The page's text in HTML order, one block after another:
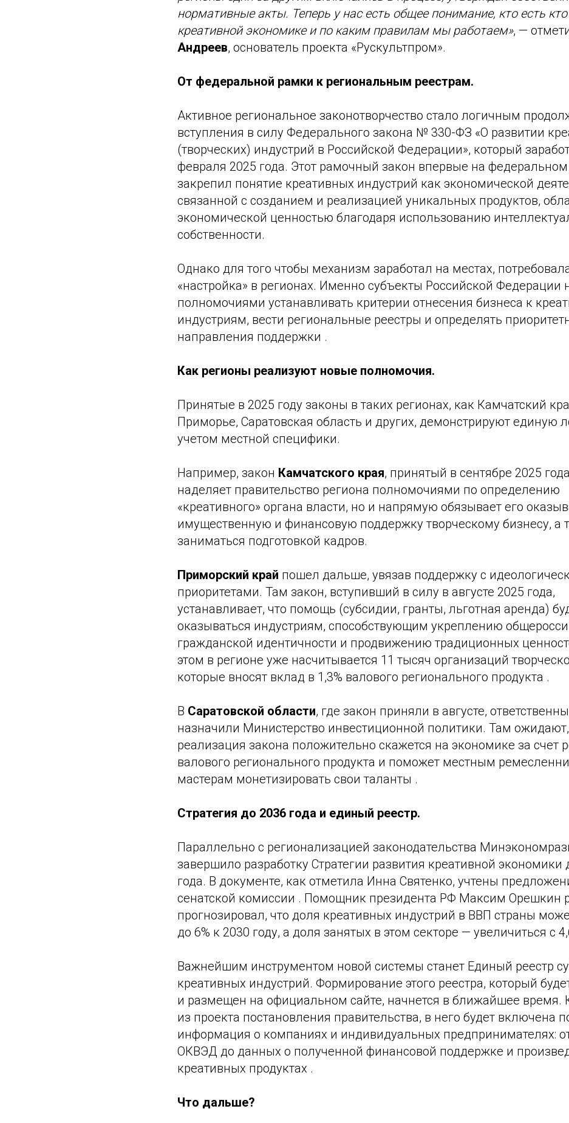
нормативные акты. Теперь у нас есть общее понимание, кто есть
креативной экономике и по каким правилам мы работаем», —
Андреев, основатель проекта «Рускультпром».
От федеральной рамки к региональным реестрам.
Активное региональное законотворчество стало логичным
вступления в силу Федерального закона № 330-ФЗ «О развитии
(творческих) индустрий в Российской Федерации», который
февраля 2025 года. Этот рамочный закон впервые на
закрепил понятие креативных индустрий как экономической
связанной с созданием и реализацией уникальных продуктов,
экономической ценностью благодаря использованию
собственности.
Однако для того чтобы механизм заработал на местах,
«настройка» в регионах. Именно субъекты Российской Федерации
полномочиями устанавливать критерии отнесения бизнеса к
индустриям, вести региональные реестры и определять
направления поддержки .
Как регионы реализуют новые полномочия.
Принятые в 2025 году законы в таких регионах, как Камчатский
Приморье, Саратовская область и других, демонстрируют единую
учетом местной специфики.
Например, закон Камчатского края, принятый в сентябре 2025
наделяет правительство региона полномочиями по определению
«креативного» органа власти, но и напрямую обязывает его
имущественную и финансовую поддержку творческому бизнесу, а
заниматься подготовкой кадров.
Приморский край пошел дальше, увязав поддержку с
приоритетами. Там закон, вступивший в силу в августе 2025 года,
устанавливает, что помощь (субсидии, гранты, льготная аренда)
оказываться индустриям, способствующим укреплению
гражданской идентичности и продвижению традиционных
этом в регионе уже насчитывается 11 тысяч организаций
которые вносят вклад в 1,3% валового регионального продукта .
В Саратовской области, где закон приняли в августе,
назначили Министерство инвестиционной политики. Там
реализация закона положительно скажется на экономике за счет
валового регионального продукта и поможет местным
мастерам монетизировать свои таланты .
Стратегия до 2036 года и единый реестр.
Параллельно с регионализацией законодательства
завершило разработку Стратегии развития креативной экономики
года. В документе, как отметила Инна Святенко, учтены
сенатской комиссии . Помощник президента РФ Максим Орешкин
прогнозировал, что доля креативных индустрий в ВВП страны
до 6% к 2030 году, а доля занятых в этом секторе — увеличиться с
Важнейшим инструментом новой системы станет Единый реестр
креативных индустрий. Формирование этого реестра, который
и размещен на официальном сайте, начнется в ближайшее время.
из проекта постановления правительства, в него будет включена
информация о компаниях и индивидуальных предпринимателях:
ОКВЭД до данных о полученной финансовой поддержке и
креативных продуктах .
Что дальше?